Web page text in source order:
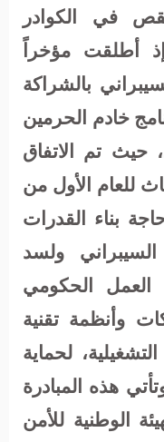
في الكوادر
أطلقت مؤخراً
بالشراكة
خادم الحرمين
حيث تم الاتفاق
للعام الأول من
حاجة بناء القدرات
ولسد
العمل الحكومي
وأنظمة تقنية
لحماية
هذه المبادرة
الوطنية للأمن